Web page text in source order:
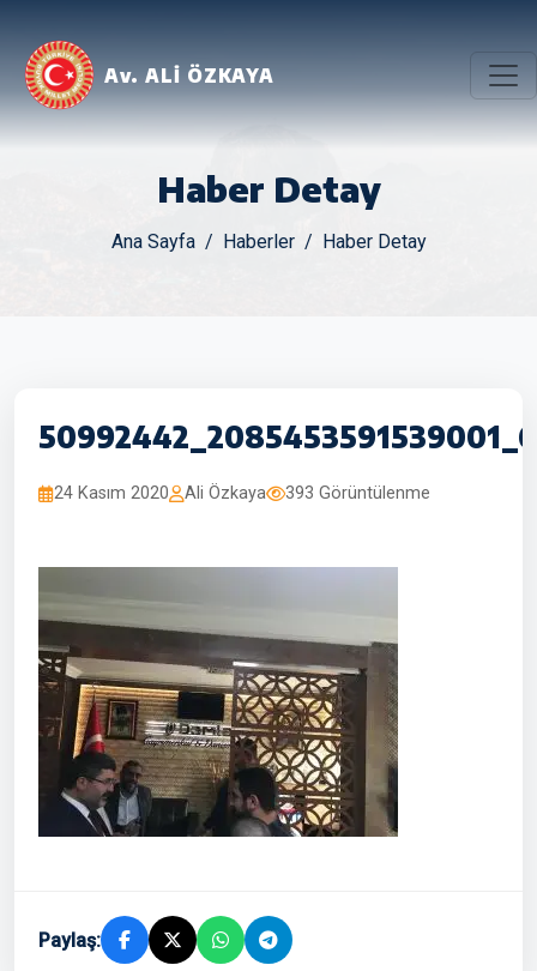
Av. ALİ ÖZKAYA
Haber Detay
Ana Sayfa Haberler Haber Detay
24 Kasım 2020 Ali Özkaya 393 Görüntülenme
Paylaş: